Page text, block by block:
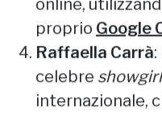
online,
proprio Google
Raffaella Carrà:
celebre showgirl
internazionale,